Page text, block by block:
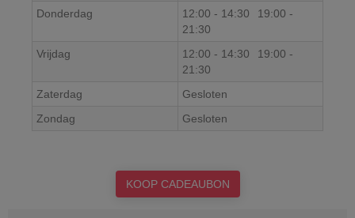
Donderdag
12:00 - 14:30 19:00 -
21:30
Vrijdag
12:00 - 14:30 19:00 -
21:30
Zaterdag
Gesloten
Zondag
Gesloten
KOOP CADEAUBON